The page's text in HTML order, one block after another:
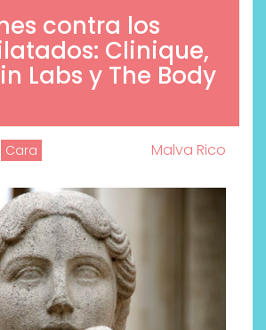
contra los
Clinique,
Labs y The Body
Cara Malva Rico